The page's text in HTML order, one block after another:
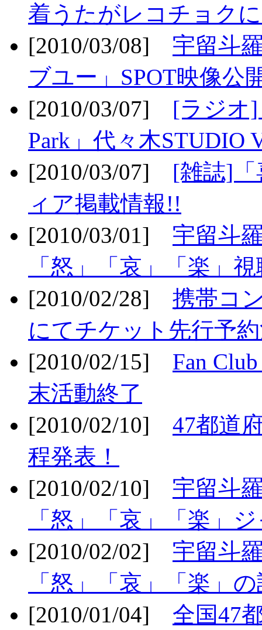
着うたがレコチョク
[2010/03/08] 宇留斗
ブユー」SPOT映像公
[2010/03/07] [ラジオ]
Park」代々木STUDIO
[2010/03/07] [雑誌]「
ィア掲載情報!!
[2010/03/01] 宇留斗
「怒」「哀」「楽」
[2010/02/28] 携帯コ
にてチケット先行予
[2010/02/15] Fan
末活動終了
[2010/02/10] 47都道
程発表！
[2010/02/10] 宇留斗
「怒」「哀」「楽」
[2010/02/02] 宇留斗
「怒」「哀」「楽」
[2010/01/04] 全国47